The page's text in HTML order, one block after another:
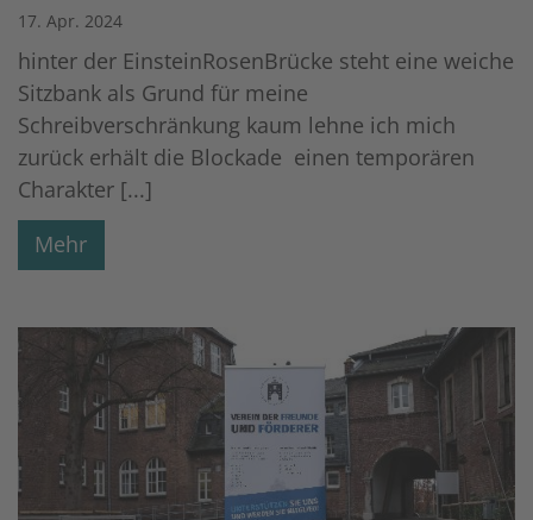
17. Apr. 2024
hinter der EinsteinRosenBrücke steht eine weiche
Sitzbank als Grund für meine
Schreibverschränkung kaum lehne ich mich
zurück erhält die Blockade einen temporären
Charakter [...]
Mehr